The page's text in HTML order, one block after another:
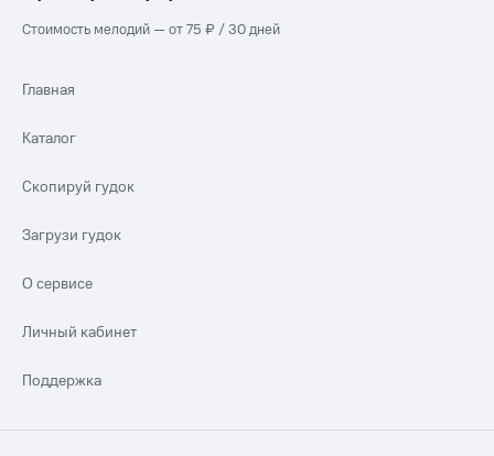
Стоимость мелодий — от 75 ₽ / 30 дней
Главная
Каталог
Скопируй гудок
Загрузи гудок
О сервисе
Личный кабинет
Поддержка